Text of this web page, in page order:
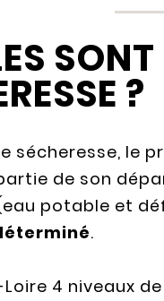
?
sécheresse, le
de son
potable et
.
Loire 4 niveaux